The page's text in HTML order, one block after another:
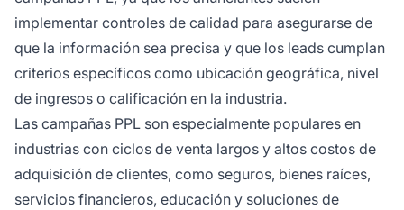
implementar controles de calidad para asegurarse de
que la información sea precisa y que los leads cumplan
criterios específicos como ubicación geográfica, nivel
de ingresos o calificación en la industria.
Las campañas PPL son especialmente populares en
industrias con ciclos de venta largos y altos costos de
adquisición de clientes, como seguros, bienes raíces,
servicios financieros, educación y soluciones de